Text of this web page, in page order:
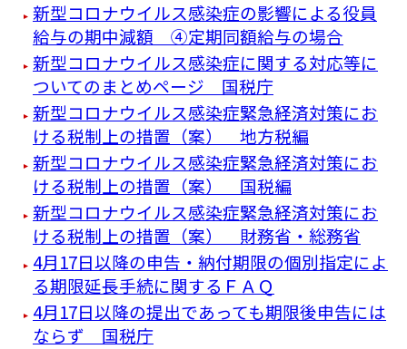
新型コロナウイルス感染症の影響による役員
給与の期中減額 ④定期同額給与の場合
新型コロナウイルス感染症に関する対応等に
ついてのまとめページ 国税庁
新型コロナウイルス感染症緊急経済対策にお
ける税制上の措置（案） 地方税編
新型コロナウイルス感染症緊急経済対策にお
ける税制上の措置（案） 国税編
新型コロナウイルス感染症緊急経済対策にお
ける税制上の措置（案） 財務省・総務省
4月17日以降の申告・納付期限の個別指定によ
る期限延長手続に関するＦＡＱ
4月17日以降の提出であっても期限後申告には
ならず 国税庁